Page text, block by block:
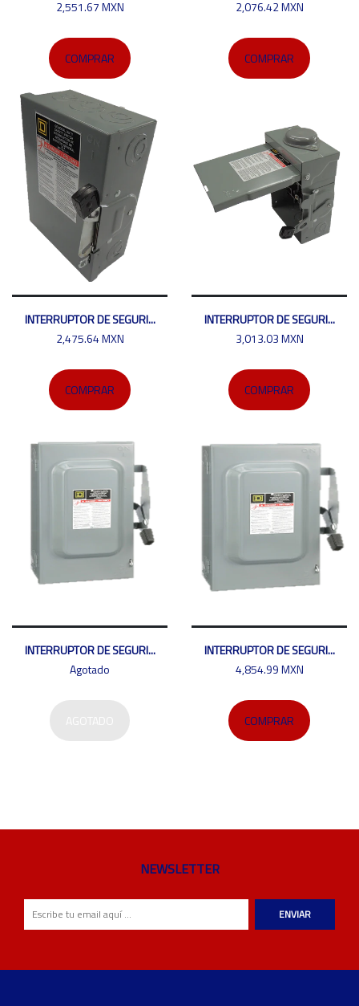
2,551.67 MXN
COMPRAR
2,076.42 MXN
COMPRAR
INTERRUPTOR DE SEGURI...
2,475.64 MXN
COMPRAR
INTERRUPTOR DE SEGURI...
3,013.03 MXN
COMPRAR
INTERRUPTOR DE SEGURI...
Agotado
INTERRUPTOR DE SEGURI...
4,854.99 MXN
COMPRAR
NEWSLETTER
ENVIAR